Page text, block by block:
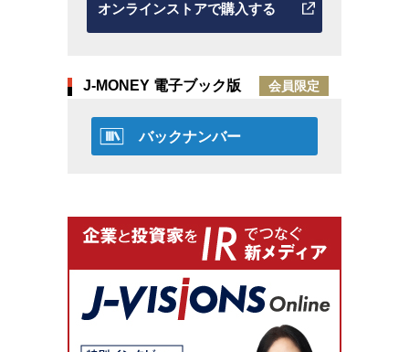
オンラインストアで購入する
J-MONEY 電子ブック版 会員限定
バックナンバー